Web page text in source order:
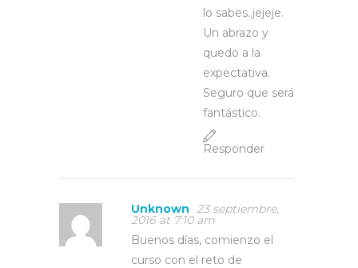
lo sabes..jejeje.
Un abrazo y
quedo a la
expectativa.
Seguro que será
fantástico.
Responder
Unknown 23 septiembre,
2016 at 7:10 am
Buenos días, comienzo el
curso con el reto de